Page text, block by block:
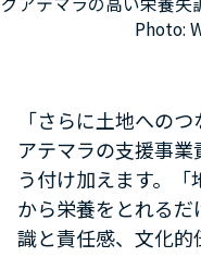
Photo:
「さらに土地への
アテマラの支援事
う付け加えます。
から栄養をとれる
識と責任感、文化的